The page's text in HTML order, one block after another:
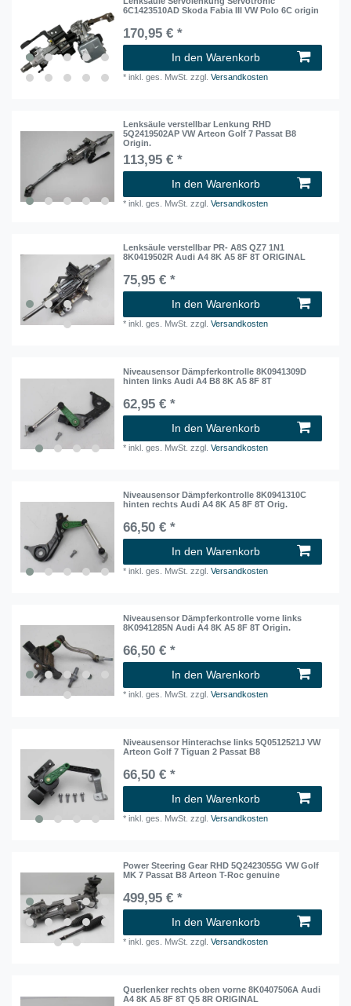
6C1423510AD Skoda Fabia III VW Polo 6C origin
170,95 € *
In den Warenkorb
*inkl. ges. MwSt. zzgl.Versandkosten
Lenksäule verstellbar Lenkung RHD
5Q2419502AP VW Arteon Golf 7 Passat B8
Origin.
113,95 € *
In den Warenkorb
*inkl. ges. MwSt. zzgl.Versandkosten
Lenksäule verstellbar PR- A8S QZ7 1N1
8K0419502R Audi A4 8K A5 8F 8T ORIGINAL
75,95 € *
In den Warenkorb
*inkl. ges. MwSt. zzgl.Versandkosten
Niveausensor Dämpferkontrolle 8K0941309D
hinten links Audi A4 B8 8K A5 8F 8T
62,95 € *
In den Warenkorb
*inkl. ges. MwSt. zzgl.Versandkosten
Niveausensor Dämpferkontrolle 8K0941310C
hinten rechts Audi A4 8K A5 8F 8T Orig.
66,50 € *
In den Warenkorb
*inkl. ges. MwSt. zzgl.Versandkosten
Niveausensor Dämpferkontrolle vorne links
8K0941285N Audi A4 8K A5 8F 8T Origin.
66,50 € *
In den Warenkorb
*inkl. ges. MwSt. zzgl.Versandkosten
Niveausensor Hinterachse links 5Q0512521J VW
Arteon Golf 7 Tiguan 2 Passat B8
66,50 € *
In den Warenkorb
*inkl. ges. MwSt. zzgl.Versandkosten
Power Steering Gear RHD 5Q2423055G VW Golf
MK 7 Passat B8 Arteon T-Roc genuine
499,95 € *
In den Warenkorb
*inkl. ges. MwSt. zzgl.Versandkosten
Querlenker rechts oben vorne 8K0407506A Audi
A4 8K A5 8F 8T Q5 8R ORIGINAL